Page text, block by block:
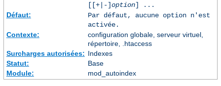
[[+|-]option] ...
Défaut:
Par défaut, aucune option n'est
activée.
Contexte:
configuration globale, serveur virtuel,
répertoire, .htaccess
Surcharges autorisées: Indexes
Statut:
Base
Module:
mod_autoindex